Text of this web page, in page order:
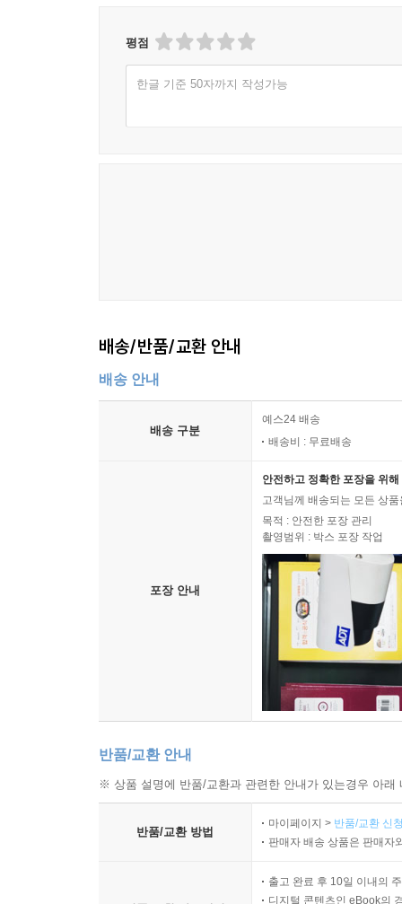
평점
한글 기준 50자까지 작성가능
배송/반품/교환 안내
배송 안내
배송 구분
예스24 배송
배송비 : 무료배송
포장 안내
안전하고 정확한 포장을 위
고객님께 배송되는 모든 상
목적 : 안전한 포장 관리
촬영범위 : 박스 포장 작업
반품/교환 안내
※ 상품 설명에 반품/교환과 관련한 안내가 있는경우 아
반품/교환 방법
마이페이지 > 반품/교환 신
판매자 배송 상품은 판매자
출고 완료 후 10일 이내의
디지털 콘텐츠인 eBook의